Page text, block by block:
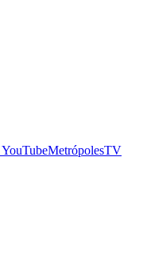
YouTubeMetrópolesTV